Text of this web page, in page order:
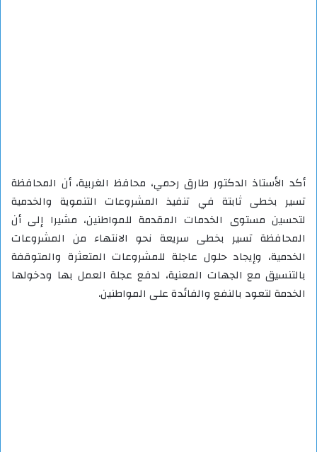
أكد الأستاذ الدكتور طارق رحمي، محافظ الغربية، أن المحافظة
تسير بخطى ثابتة في تنفيذ المشروعات التنموية والخدمية
لتحسين مستوى الخدمات المقدمة للمواطنين، مشيرا إلى أن
المحافظة تسير بخطى سريعة نحو الانتهاء من المشروعات
الخدمية، وإيجاد حلول عاجلة للمشروعات المتعثرة والمتوقفة
بالتنسيق مع الجهات المعنية، لدفع عجلة العمل بها ودخولها
الخدمة لتعود بالنفع والفائدة على المواطنين.